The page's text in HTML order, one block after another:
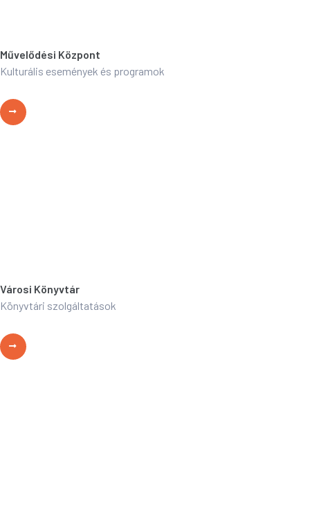
Művelődési Központ
Kulturális események és programok
Városi Könyvtár
Könyvtári szolgáltatások